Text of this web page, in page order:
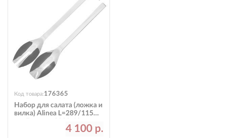
Код товара:176365
Набор для салата (ложка и
вилка) Alinea L=289/115
4 100 р.